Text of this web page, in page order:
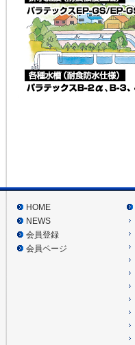
HOME
NEWS
会員登録
会員ページ